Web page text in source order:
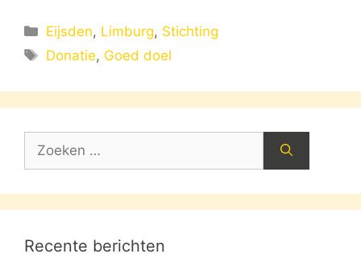
Categorieën
Eijsden, Limburg, Stichting
Tags
Donatie, Goed doel
naar:
Recente berichten